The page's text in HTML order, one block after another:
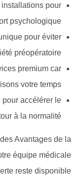
pour
psychologique.
pour éviter
préopératoire.
premium car
votre temps.
accélérer le
à la normalité.
Avantages de la
équipe médicale
reste disponible.